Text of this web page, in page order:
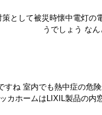
として被災時懐中電灯
うでしょう な
ね 室内でも熱中症の危
カホームはLIXIL製品の